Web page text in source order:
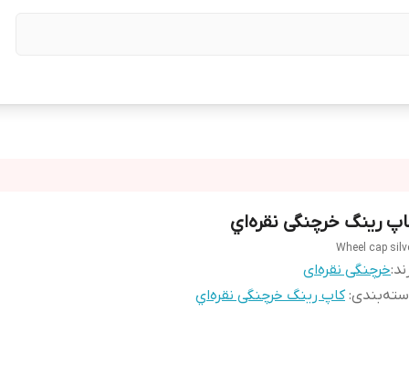
رینگ خرچنگی نقره‌اي
Wheel cap
خرچنگی نقره‌ای
:کاپ رینگ خرچنگی نقره‌اي